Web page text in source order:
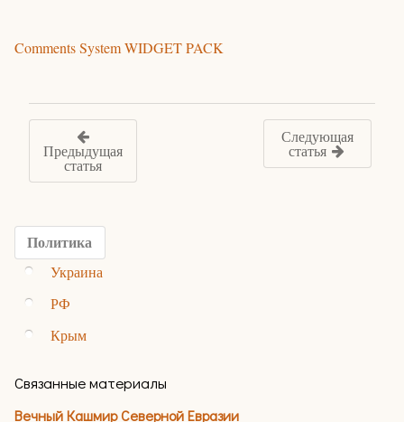
Comments System WIDGET PACK
Предыдущая
статья
Следующая
статья
Политика
Украина
РФ
Крым
Связанные материалы
Вечный Кашмир Северной Евразии